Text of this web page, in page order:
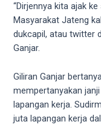
favorite
one:
amateur
porn
anal,
ass,
blonde,
“Dirjennya kita ajak
Masyarakat Jateng
dukcapil, atau twitter
Ganjar.
Giliran Ganjar
mempertanyakan
lapangan kerja.
juta lapangan kerja